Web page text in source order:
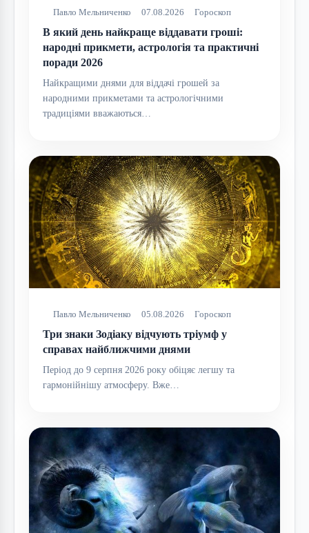
Павло Мельниченко 07.08.2026 Гороскоп
В який день найкраще віддавати гроші:
народні прикмети, астрологія та практичні
поради 2026
Найкращими днями для віддачі грошей за
народними прикметами та астрологічними
традиціями вважаються…
Павло Мельниченко 05.08.2026 Гороскоп
Три знаки Зодіаку відчують тріумф у
справах найближчими днями
Період до 9 серпня 2026 року обіцяє легшу та
гармонійнішу атмосферу. Вже…